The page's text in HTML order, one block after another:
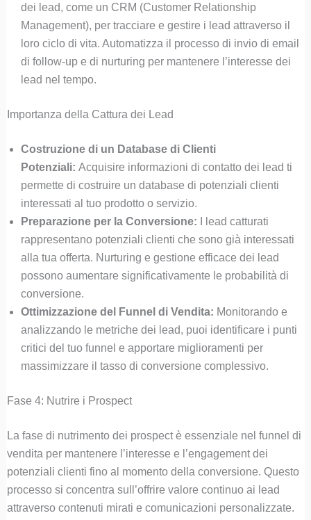
dei lead, come un CRM (Customer Relationship
Management), per tracciare e gestire i lead attraverso il
loro ciclo di vita. Automatizza il processo di invio di email
di follow-up e di nurturing per mantenere l’interesse dei
lead nel tempo.
Importanza della Cattura dei Lead
Costruzione di un Database di Clienti
Potenziali: Acquisire informazioni di contatto dei lead ti
permette di costruire un database di potenziali clienti
interessati al tuo prodotto o servizio.
Preparazione per la Conversione: I lead catturati
rappresentano potenziali clienti che sono già interessati
alla tua offerta. Nurturing e gestione efficace dei lead
possono aumentare significativamente le probabilità di
conversione.
Ottimizzazione del Funnel di Vendita: Monitorando e
analizzando le metriche dei lead, puoi identificare i punti
critici del tuo funnel e apportare miglioramenti per
massimizzare il tasso di conversione complessivo.
Fase 4: Nutrire i Prospect
La fase di nutrimento dei prospect è essenziale nel funnel di
vendita per mantenere l’interesse e l’engagement dei
potenziali clienti fino al momento della conversione. Questo
processo si concentra sull’offrire valore continuo ai lead
attraverso contenuti mirati e comunicazioni personalizzate.